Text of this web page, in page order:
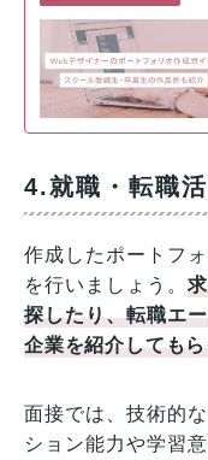
4.就職・転職
作成したポートフ
を行いましょう。
探したり、転職エ
企業を紹介しても
面接では、技術的
ション能力や学習